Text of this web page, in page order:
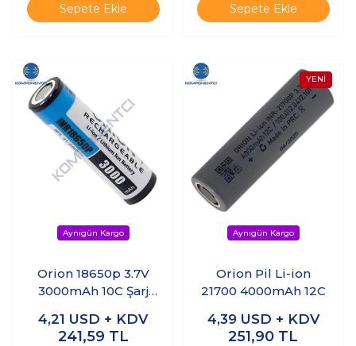
Sepete Ekle Sepete Ekle
Orion 18650p 3.7V
3000mAh 10C Şarj
4,21 USD + KDV
241,59 TL
Orion Pil Li-ion
21700 4000mAh 12C
4,39 USD + KDV
251,90 TL